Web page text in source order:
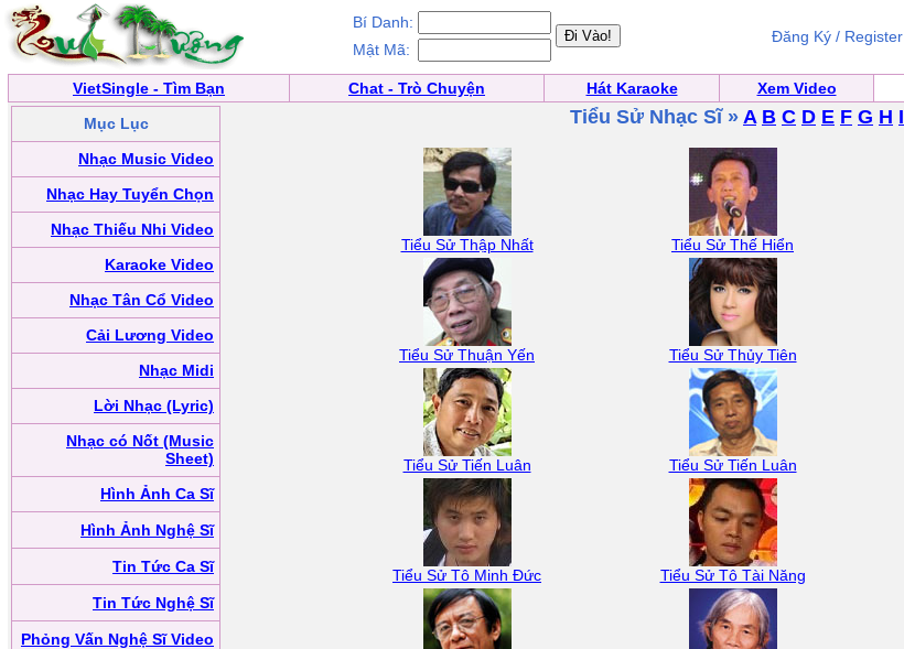
Bí Danh:
Mật Mã:
Đăng Ký / Register
VietSingle - Tìm Bạn Chat - Trò Chuyện Hát Karaoke Xem Video
Mục Lục
Nhạc Music Video
Nhạc Hay Tuyển Chọn
Nhạc Thiếu Nhi Video
Karaoke Video
Nhạc Tân Cổ Video
Cải Lương Video
Nhạc Midi
Lời Nhạc (Lyric)
Nhạc có Nốt (Music
Sheet)
Hình Ảnh Ca Sĩ
Hình Ảnh Nghệ Sĩ
Tin Tức Ca Sĩ
Tin Tức Nghệ Sĩ
Phỏng Vấn Nghệ Sĩ Video
Tiểu Sử Nhạc Sĩ » A B C D E F G H I
Tiểu Sử Thập Nhất Tiểu Sử Thế Hiển
Tiểu Sử Thuận Yến Tiểu Sử Thủy Tiên
Tiểu Sử Tiến Luân Tiểu Sử Tiến Luân
Tiểu Sử Tô Minh Đức Tiểu Sử Tô Tài Năng